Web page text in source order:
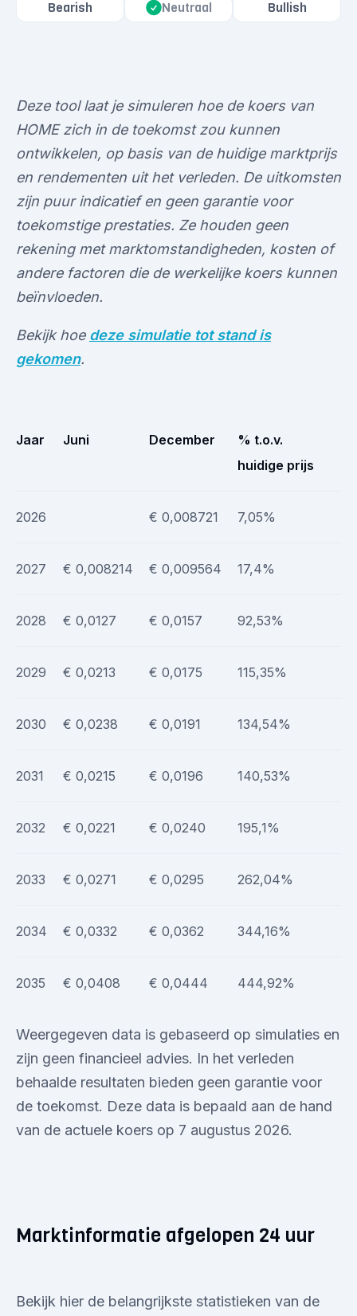
Bearish Neutraal Bullish
Deze tool laat je simuleren hoe de koers van
HOME zich in de toekomst zou kunnen
ontwikkelen, op basis van de huidige marktprijs
en rendementen uit het verleden. De uitkomsten
zijn puur indicatief en geen garantie voor
toekomstige prestaties. Ze houden geen
rekening met marktomstandigheden, kosten of
andere factoren die de werkelijke koers kunnen
beïnvloeden.
Bekijk hoe deze simulatie tot stand is
gekomen.
Jaar Juni December
% t.o.v.
huidige prijs
2026 € 0,008721 7,05%
2027 € 0,008214 € 0,009564 17,4%
2028 € 0,0127 € 0,0157 92,53%
2029 € 0,0213 € 0,0175 115,35%
2030 € 0,0238 € 0,0191 134,54%
2031 € 0,0215 € 0,0196 140,53%
2032 € 0,0221 € 0,0240 195,1%
2033 € 0,0271 € 0,0295 262,04%
2034 € 0,0332 € 0,0362 344,16%
2035 € 0,0408 € 0,0444 444,92%
Weergegeven data is gebaseerd op simulaties en
zijn geen financieel advies. In het verleden
behaalde resultaten bieden geen garantie voor
de toekomst. Deze data is bepaald aan de hand
van de actuele koers op 7 augustus 2026.
Marktinformatie afgelopen 24 uur
Bekijk hier de belangrijkste statistieken van de